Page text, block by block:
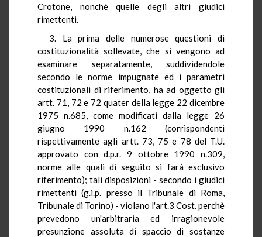
Crotone, nonchè quelle degli altri giudici
rimettenti.
3. La prima delle numerose questioni di
costituzionalità sollevate, che si vengono ad
esaminare separatamente, suddividendole
secondo le norme impugnate ed i parametri
costituzionali di riferimento, ha ad oggetto gli
artt. 71, 72 e 72 quater della legge 22 dicembre
1975 n.685, come modificati dalla legge 26
giugno 1990 n.162 (corrispondenti
rispettivamente agli artt. 73, 75 e 78 del T.U.
approvato con d.p.r. 9 ottobre 1990 n.309,
norme alle quali di seguito si farà esclusivo
riferimento); tali disposizioni - secondo i giudici
rimettenti (g.i.p. presso il Tribunale di Roma,
Tribunale di Torino) - violano l'art.3 Cost. perchè
prevedono un'arbitraria ed irragionevole
presunzione assoluta di spaccio di sostanze